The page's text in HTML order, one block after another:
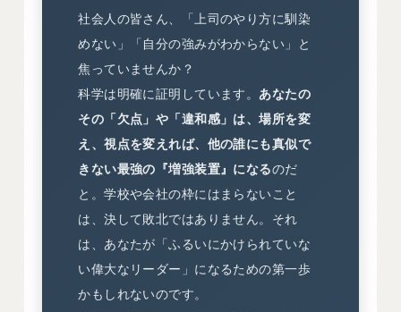
社会人の皆さん、「上司のやり方に馴染
めない」「自分の強みがわからない」と
焦っていませんか？
科学は明確に証明しています。 あなたの
その「欠点」や「違和感」は、場所を変
え、視点を変えれば、他の誰にも真似で
きない最強の『増強装置』になるのだ
と。学校や会社の枠にはまらないこと
は、決して敗北ではありません。それ
は、あなたが「ふるいにかけられていな
い偉大なリーダー」になるための第一歩
かもしれないのです。